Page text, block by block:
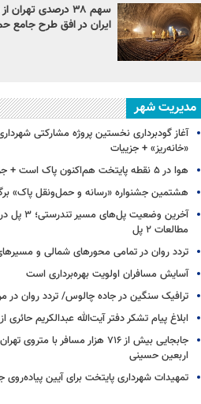
سهم ۳۸ درصدی
ایران در افق طرح جامع
مدیریت شهر
آغاز گودبرداری نخستین پروژه مشارکتی
«خانه‌ریز» + جزییات
هوا در ۵ نقطه پایتخت هم‌اکنون پاک است + جزییات
هشتمین جشنواره «رسانه و حمل‌ونقل پاک»
آخرین
مطالعات ۲ پل
تردد روان در تمامی محورهای شمالی و
آسایش مسافران اولویت بهره‌برداری است
ترافیک سنگین در جاده چالوس/ تردد روان در
ابلاغ پیام تشکر دفتر آیت‌الله عبدالکریم حائری
جابجایی بیش از ۷۱۶ هزار مسافر با
اربعین حسینی
تمهیدات شهرداری پایتخت برای آیین پیاده‌روی